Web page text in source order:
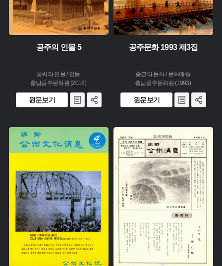
공주의 인물 5
성씨와 인물 / 인물
충남공주문화원 (2018)
원문보기
공주문화 1993 제3집
종교와 문화 / 문화예술
충남공주문화원 (1993)
원문보기
생산 :
소장 :
주제 :
유형 :
생산 :
소장 :